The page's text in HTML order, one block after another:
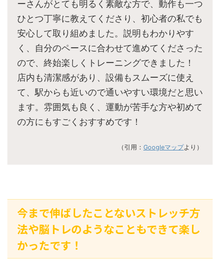
ーさんがとても明るく素敵な方で、動作も一つ
ひとつ丁寧に教えてくださり、初心者の私でも
安心して取り組めました。説明もわかりやす
く、自分のペースに合わせて進めてくださった
ので、終始楽しくトレーニングできました！
店内も清潔感があり、設備もスムーズに使え
て、駅からも近いので通いやすい環境だと思い
ます。雰囲気も良く、運動が苦手な方や初めて
の方にもすごくおすすめです！
（引用： Googleマップより）
今まで伸ばしたことないストレッチ方
法や脳トレのようなこともできて楽し
かったです！